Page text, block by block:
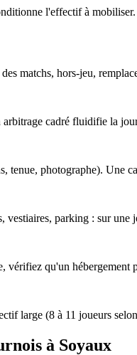
l'effectif à
matchs, hors-jeu,
cadré fluidifie la
tenue, photographe). Une
vestiaires, parking : sur
vérifiez qu'un
large (8 à 11 joueurs
à Soyaux